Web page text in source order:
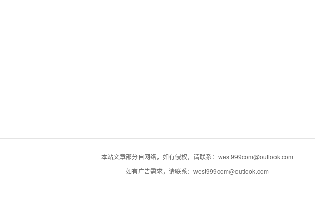
本站文章部分自网络，如有侵权，请联系：west999com@outlook.com
如有广告需求，请联系：west999com@outlook.com